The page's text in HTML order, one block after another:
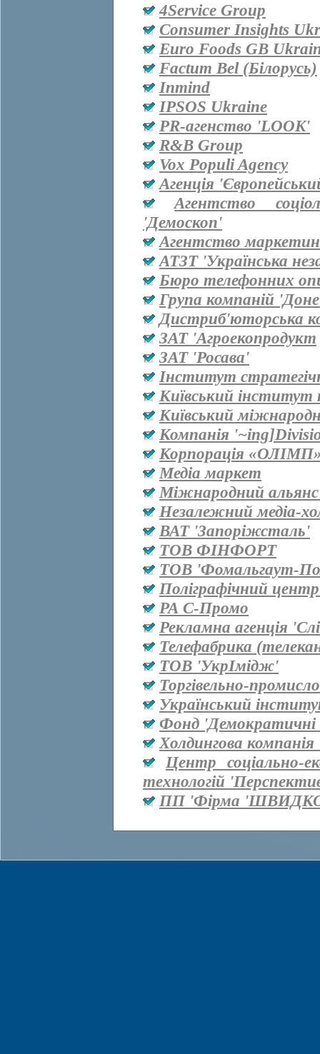
4Service Group
Consumer Insights
Euro Foods GB
Factum Bel (Білорусь)
Inmind
IPSOS Ukraine
PR-агенство 'LOOK'
R&B Group
Vox Populi Agency
Агенція
Агентство
'Демоскоп'
Агентство
АТЗТ 'Українська
Бюро телефонних
Група компаній
Дистриб'юторська
ЗАТ 'Агроекопродукт
ЗАТ 'Росава'
Інститут
Київський інститут
Київський
Компанія
Корпорація
Медіа маркет
Міжнародний
Незалежний медіа-
ВАТ 'Запоріжсталь'
ТОВ ФІНФОРТ
ТОВ 'Фомальгаут-
Поліграфічний
РА С-Промо
Рекламна агенція
Телефабрика
ТОВ 'УкрІмідж'
Торгівельно-
Український
Фонд 'Демократичні
Холдингова
Центр соціально-
технологій
ПП 'Фірма